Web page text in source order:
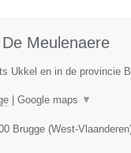
Meulenaere
Ukkel en in de provincie
| Google maps ▼
Brugge(West-Vlaanderen